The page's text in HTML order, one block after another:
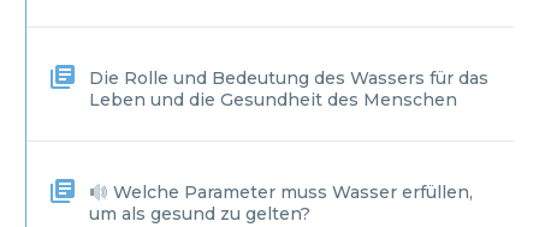
Die Rolle und Bedeutung des Wassers für das
Leben und die Gesundheit des Menschen
Welche Parameter muss Wasser erfüllen,
um als gesund zu gelten?